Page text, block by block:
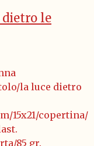
dietro le
la luce dietro
15x21/copertina/
85 gr.